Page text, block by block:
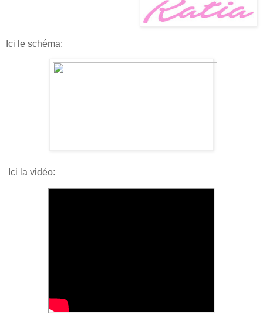
Ici le schéma:
Ici la vidéo: